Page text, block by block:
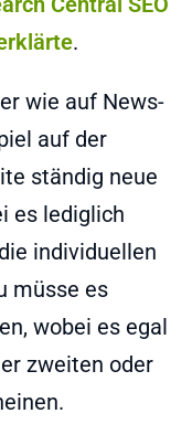
.
wie auf News-
auf der
ständig neue
es lediglich
individuellen
müsse es
wobei es egal
zweiten oder